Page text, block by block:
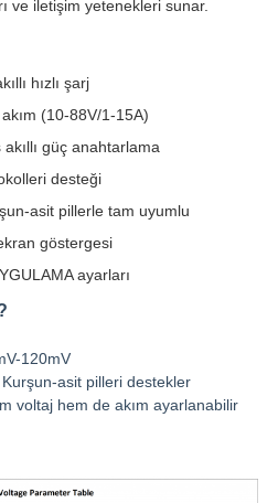
ve iletişim yetenekleri sunar.
hızlı şarj
(10-88V/1-15A)
güç anahtarlama
desteği
asit pillerle tam uyumlu
göstergesi
ayarları
120mV
asit pilleri destekler
voltaj hem de akım ayarlanabilir